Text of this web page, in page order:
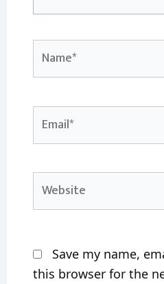
Name*
Email*
Website
Save my name,
this browser for the